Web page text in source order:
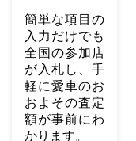
簡単な項目の
入力だけでも
全国の参加店
が入札し、手
軽に愛車のお
およその査定
額が事前にわ
かります。